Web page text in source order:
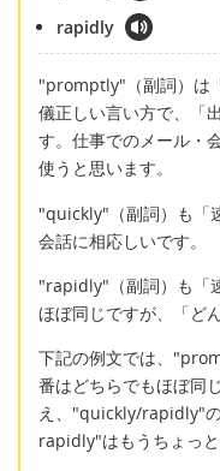
rapidly
"promptly"（副詞）は
儀正しい言い方で、「
す。仕事でのメール・
使うと思います。
"quickly"（副詞）も「
会話に相応しいです。
"rapidly"（副詞）も「
ほぼ同じですが、「ど
下記の例文では、
番はどちらでもほぼ同
え、"quickly/rapidly"
rapidly"はもうちょっと